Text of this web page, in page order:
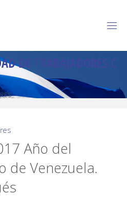
ADD R A BAJADORES C
Año del
de Venezuela.